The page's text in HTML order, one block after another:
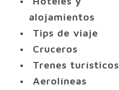
alojamientos
Tips de viaje
Cruceros
Trenes turísticos
Aerolíneas